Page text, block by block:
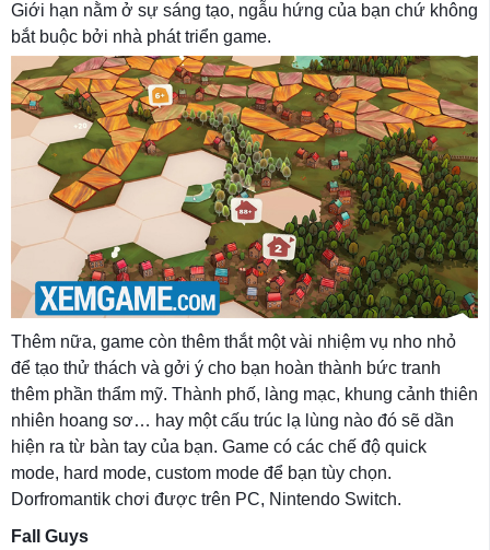
Giới hạn nằm ở sự sáng tạo, ngẫu hứng của bạn chứ không
bắt buộc bởi nhà phát triển game.
Thêm nữa, game còn thêm thắt một vài nhiệm vụ nho nhỏ
để tạo thử thách và gởi ý cho bạn hoàn thành bức tranh
thêm phần thẩm mỹ. Thành phố, làng mạc, khung cảnh thiên
nhiên hoang sơ… hay một cấu trúc lạ lùng nào đó sẽ dần
hiện ra từ bàn tay của bạn. Game có các chế độ quick
mode, hard mode, custom mode để bạn tùy chọn.
Dorfromantik chơi được trên PC, Nintendo Switch.
Fall Guys